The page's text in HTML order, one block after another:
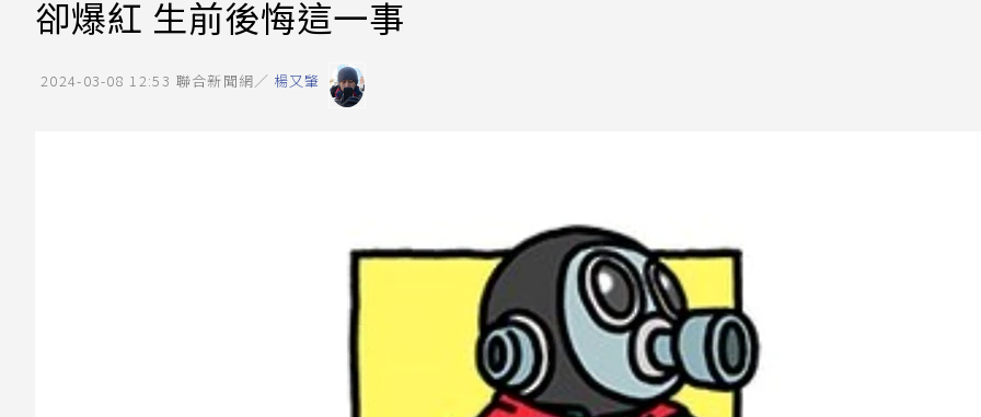
卻爆紅 生前後悔這一事
2024-03-08 12:53 聯合新聞網／ 楊又肇